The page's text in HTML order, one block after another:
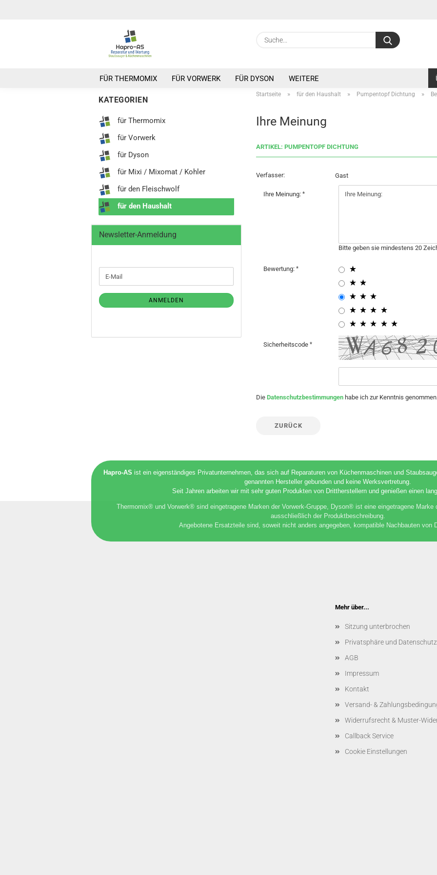
Sprache
Suche...
FÜR THERMOMIX FÜR VORWERK FÜR DYSON WEITERE
Startseite » für den Haushalt » Pumpentopf Dichtung »
Ihre Meinung
ARTIKEL: PUMPENTOPF DICHTUNG
Verfasser: Gast
Ihre Meinung:
Bitte geben sie mindestens 20
Bewertung:
Sicherheitscode
DieDatenschutzbestimmungen habe ich zur Kenntnis
ZURÜCK
KATEGORIEN
für Thermomix
für Vorwerk
für Dyson
für Mixi / Mixomat / Kohler
für den Fleischwolf
für den Haushalt
Newsletter-Anmeldung
ZUR
ANMELDUNG
E-
Mail
ANMELDEN
Hapro-AS ist ein eigenständiges Privatunternehmen, das sich auf Reparaturen von Küchenmaschinen und
genannten Hersteller gebunden und keine Werksvertretung.
Seit Jahren arbeiten wir mit sehr guten Produkten von Drittherstellern und genießen einen
Thermomix® und Vorwerk® sind eingetragene Marken der Vorwerk-Gruppe, Dyson® ist eine eingetragene Marke
ausschließlich der Produktbeschreibung.
Angebotene Ersatzteile sind, soweit nicht anders angegeben, kompatible Nachbauten von
Mehr über...
Sitzung unterbrochen
Privatsphäre und Datenschutz
AGB
Impressum
Kontakt
Versand- &
Widerrufsrecht & Muster-
Callback Service
Cookie Einstellungen